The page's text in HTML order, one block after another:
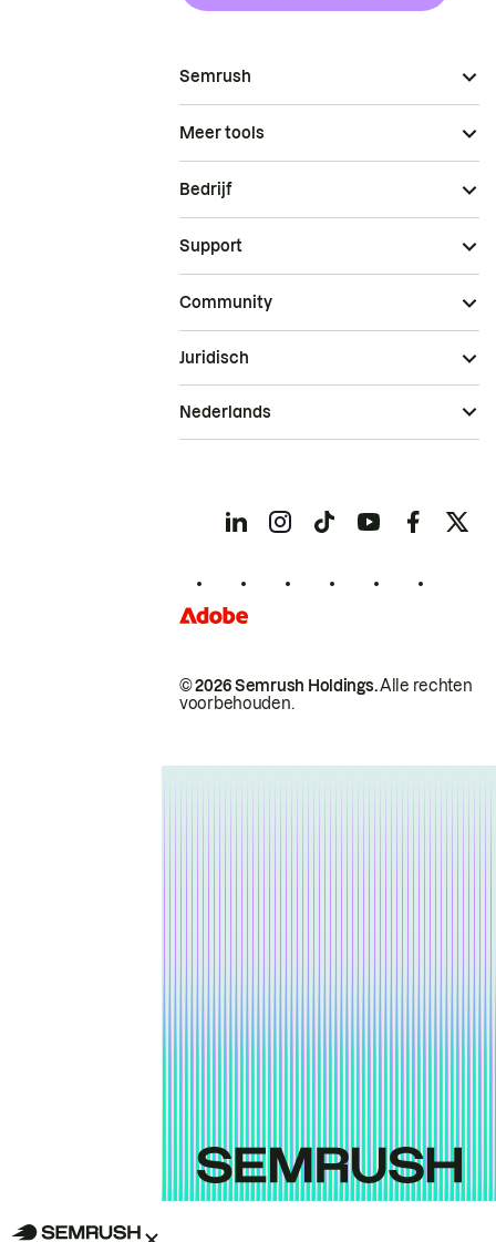
Semrush
Meer tools
Bedrijf
Support
Community
© 2026 Semrush Holdings.Alle rechten
voorbehouden.
Juridisch
Nederlands